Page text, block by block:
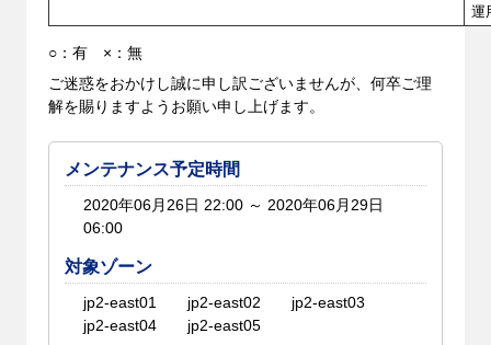
運
○：有 ×：無
ご迷惑をおかけし誠に申し訳ございませんが、何卒ご理
解を賜りますようお願い申し上げます。
メンテナンス予定時間
2020年06月26日 22:00 ～ 2020年06月29日
06:00
対象ゾーン
jp2-east01 jp2-east02
jp2-east03
jp2-east04
jp2-east05